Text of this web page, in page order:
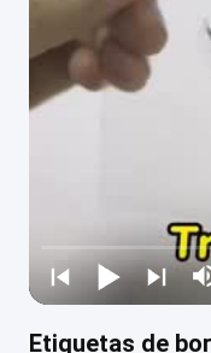
Etiquetas de